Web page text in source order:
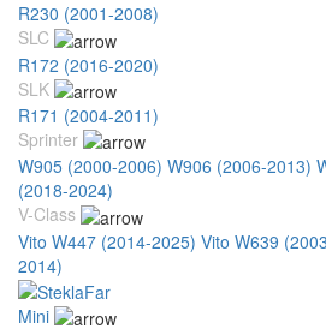
R230 (2001-2008)
SLC
R172 (2016-2020)
SLK
R171 (2004-2011)
Sprinter
W905 (2000-2006) W906 (2006-2013)
(2018-2024)
V-Class
Vito W447 (2014-2025) Vito W639
2014)
Mini